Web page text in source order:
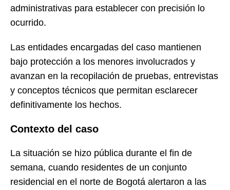
administrativas para establecer con precisión lo
ocurrido.
Las entidades encargadas del caso mantienen
bajo protección a los menores involucrados y
avanzan en la recopilación de pruebas, entrevistas
y conceptos técnicos que permitan esclarecer
definitivamente los hechos.
Contexto del caso
La situación se hizo pública durante el fin de
semana, cuando residentes de un conjunto
residencial en el norte de Bogotá alertaron a las